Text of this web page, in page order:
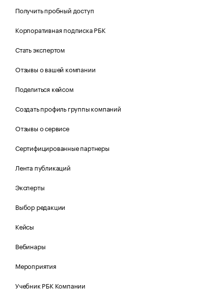
Получить пробный доступ
Корпоративная подписка РБК
Стать экспертом
Отзывы о вашей компании
Поделиться кейсом
Создать профиль группы компаний
Отзывы о сервисе
Сертифицированные партнеры
Лента публикаций
Эксперты
Выбор редакции
Кейсы
Вебинары
Мероприятия
Учебник РБК Компании